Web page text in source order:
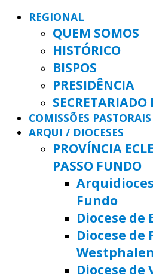
REGIONAL
QUEM SOMOS
HISTÓRICO
BISPOS
PRESIDÊNCIA
SECRETARIADO
COMISSÕES PASTORAIS
ARQUI / DIOCESES
PROVÍNCIA
PASSO FUNDO
Fundo
Diocese de
Diocese de
Westphalen
Diocese de